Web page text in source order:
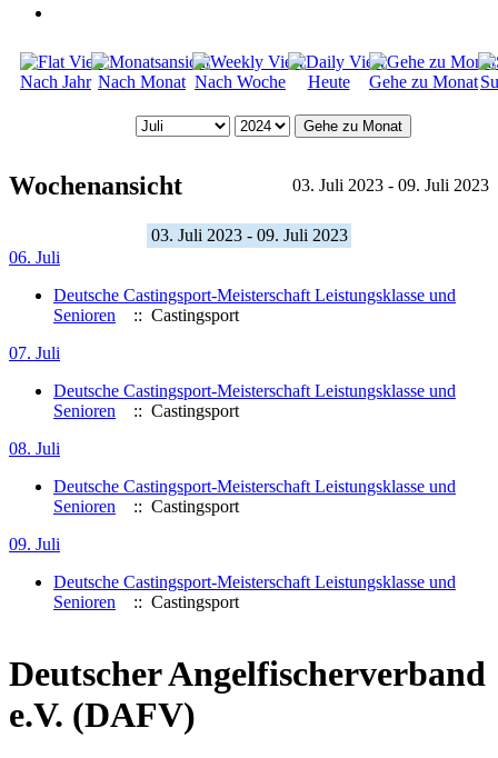
Nach Jahr Nach Monat Nach Woche Heute Gehe zu Monat
Gehe zu Monat
Wochenansicht 03. Juli 2023 - 09. Juli 2023
03. Juli 2023 - 09. Juli 2023
06. Juli
Deutsche Castingsport-Meisterschaft Leistungsklasse und
Senioren
:: Castingsport
07. Juli
Deutsche Castingsport-Meisterschaft Leistungsklasse und
Senioren
:: Castingsport
08. Juli
Deutsche Castingsport-Meisterschaft Leistungsklasse und
Senioren
:: Castingsport
09. Juli
Deutsche Castingsport-Meisterschaft Leistungsklasse und
Senioren
:: Castingsport
Deutscher Angelfischerverband
e.V. (DAFV)